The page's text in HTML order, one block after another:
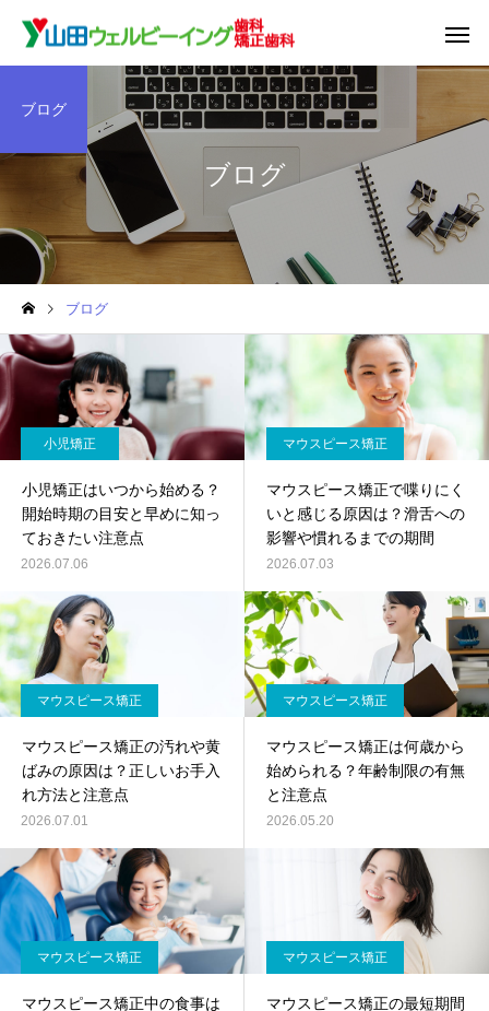
ブログ
ブログ
ブログ
小児矯正
小児矯正はいつから始める？
開始時期の目安と早めに知っ
ておきたい注意点
2026.07.06
マウスピース矯正
マウスピース矯正で喋りにく
いと感じる原因は？滑舌への
影響や慣れるまでの期間
2026.07.03
マウスピース矯正
マウスピース矯正の汚れや黄
ばみの原因は？正しいお手入
れ方法と注意点
2026.07.01
マウスピース矯正
マウスピース矯正は何歳から
始められる？年齢制限の有無
と注意点
2026.05.20
マウスピース矯正
マウスピース矯正中の食事は
マウスピース矯正
マウスピース矯正の最短期間